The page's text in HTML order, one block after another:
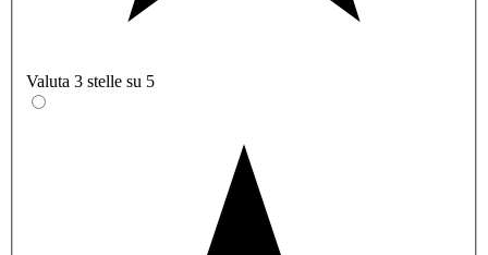
Valuta 3 stelle su 5